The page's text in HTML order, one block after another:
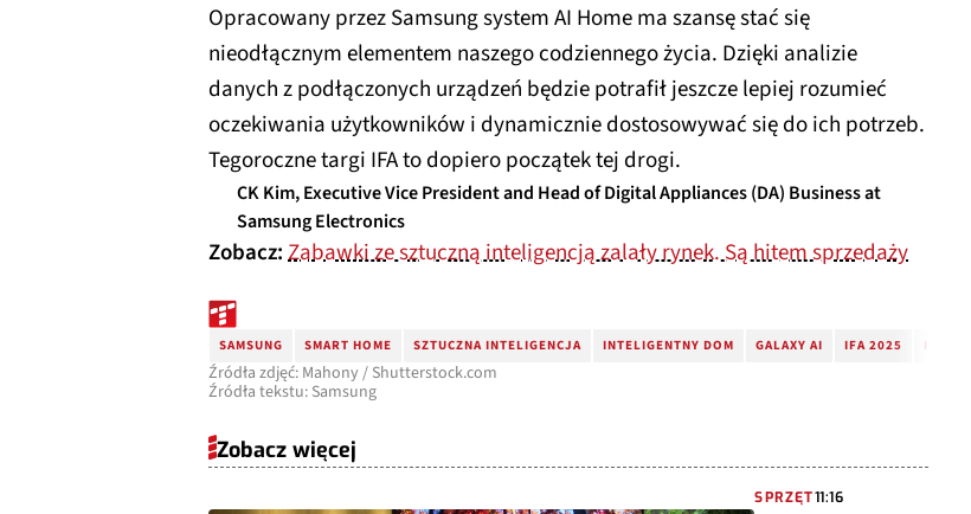
Opracowany przez Samsung system AI Home ma szansę stać się
nieodłącznym elementem naszego codziennego życia. Dzięki analizie
danych z podłączonych urządzeń będzie potrafił jeszcze lepiej rozumieć
oczekiwania użytkowników i dynamicznie dostosowywać się do ich potrzeb.
Tegoroczne targi IFA to dopiero początek tej drogi.
CK Kim, Executive Vice President and Head of Digital Appliances (DA) Business at
Samsung Electronics
Zobacz:Zabawki ze sztuczną inteligencją zalały rynek. Są hitem sprzedaży
SAMSUNG SMART HOME SZTUCZNA INTELIGENCJA INTELIGENTNY DOM GALAXY AI IFA 2025 IFA2025
Źródła zdjęć: Mahony / Shutterstock.com
Źródła tekstu: Samsung
Zobacz więcej
SPRZĘT11:16